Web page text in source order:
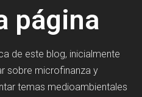
página
de este blog, inicialmente
sobre microfinanza y
temas medioambientales